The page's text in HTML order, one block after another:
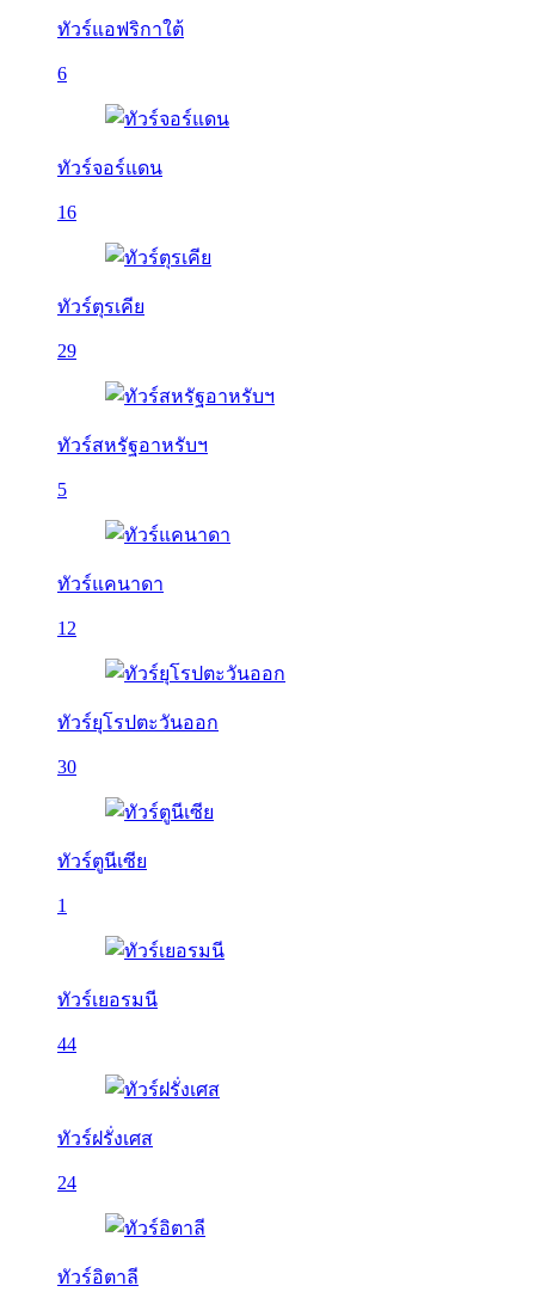
ทัวร์แอฟริกาใต้
6
ทัวร์จอร์แดน
16
ทัวร์ตุรเคีย
29
ทัวร์สหรัฐอาหรับฯ
5
ทัวร์แคนาดา
12
ทัวร์ยุโรปตะวันออก
30
ทัวร์ตูนีเซีย
1
ทัวร์เยอรมนี
44
ทัวร์ฝรั่งเศส
24
ทัวร์อิตาลี